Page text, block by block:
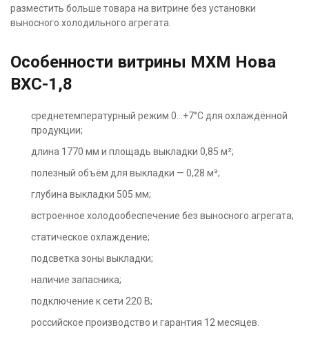
разместить больше товара на витрине без установки
выносного холодильного агрегата.
Особенности витрины МХМ Нова
ВХС-1,8
среднетемпературный режим 0…+7°C для охлаждённой
продукции;
длина 1770 мм и площадь выкладки 0,85 м²;
полезный объём для выкладки — 0,28 м³;
глубина выкладки 505 мм;
встроенное холодообеспечение без выносного агрегата;
статическое охлаждение;
подсветка зоны выкладки;
наличие запасника;
подключение к сети 220 В;
российское производство и гарантия 12 месяцев.